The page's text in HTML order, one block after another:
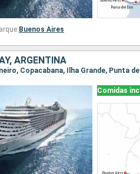
Buenos Aires
ARGENTINA
Copacabana, Ilha Grande, Punta
Comidas